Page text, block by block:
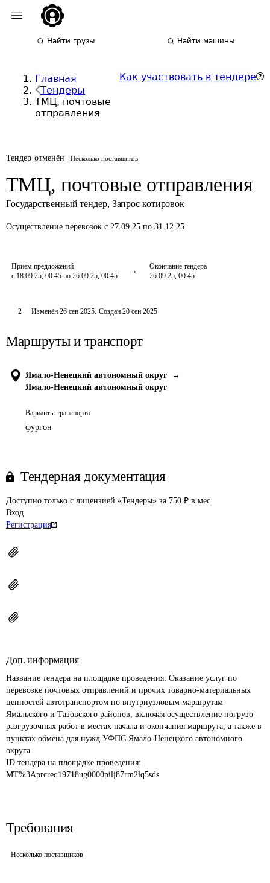
Найти грузы Найти машины
Главная
Тендеры
ТМЦ, почтовые
отправления
Как участвовать в тендере
Тендер отменён Несколько поставщиков
ТМЦ, почтовые отправления
Государственный тендер, Запрос котировок
Осуществление перевозок с 27.09.25 по 31.12.25
Приём предложений
с 18.09.25, 00:45 по 26.09.25, 00:45
Окончание тендера
26.09.25, 00:45
2 Изменён 26 сен 2025. Создан 20 сен 2025
Маршруты и транспорт
Ямало-Ненецкий автономный округ
→
Ямало-Ненецкий автономный округ
Варианты транспорта
фургон
Тендерная документация
Доступно только с лицензией «Тендеры» за 750 ₽ в мес
Вход
Регистрация
Доп. информация
Название тендера на площадке проведения: Оказание услуг по
перевозке почтовых отправлений и прочих товарно-материальных
ценностей автотранспортом по внутриузловым маршрутам
Ямальского и Тазовского районов, включая осуществление погрузо-
разгрузочных работ в местах начала и окончания маршрута, а также в
пунктах обмена для нужд УФПС Ямало-Ненецкого автономного
округа
ID тендера на площадке проведения:
MT%3Aprcreq19718ug0000pilj87rm2lq5sds
Требования
Несколько поставщиков